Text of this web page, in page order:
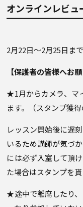
オンラインレビ
2月22日～2月25日ま
【保護者の皆様へお願
★1月からカメラ、マ
ます。（スタンプ獲
レッスン開始後に遅
いるため講師が
には必ず入室して頂
た場合はスタンプを
★途中で離席したり